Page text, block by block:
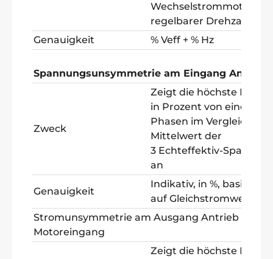
Wechselstrommotoren
regelbarer Drehzahl an
Genauigkeit
% Veff + % Hz
Spannungsunsymmetrie am Eingang Antrieb
Zweck
Zeigt die höchste
in Prozent von einer der
Phasen im Vergleich
Mittelwert der
3 Echteffektiv-
an
Genauigkeit
Indikativ, in %, basierend
auf Gleichstromwerten
Stromunsymmetrie am Ausgang Antrieb und
Motoreingang
Zeigt die höchste